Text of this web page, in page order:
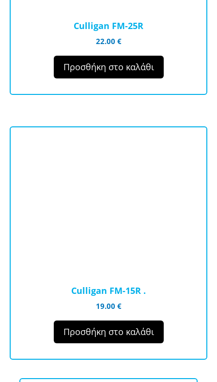
Culligan FM-25R
22.00 €
Προσθήκη στο καλάθι
Culligan FM-15R .
19.00 €
Προσθήκη στο καλάθι